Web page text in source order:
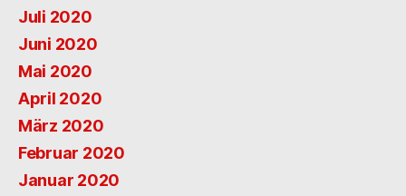
Juli 2020
Juni 2020
Mai 2020
April 2020
März 2020
Februar 2020
Januar 2020